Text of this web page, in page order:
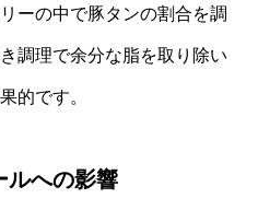
ーの中で豚タンの割合を調
調理で余分な脂を取り除い
的です。
ルへの影響